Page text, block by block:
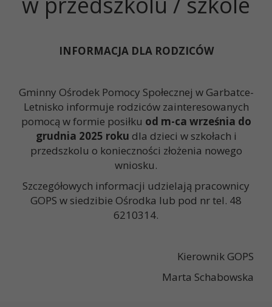
INFORMACJA DLA RODZICÓW
Gminny Ośrodek Pomocy Społecznej w Garbatce-
Letnisko informuje rodziców zainteresowanych
pomocą w formie posiłku od m-ca września do
grudnia 2025 roku dla dzieci w szkołach i
przedszkolu o konieczności złożenia nowego
wniosku.
Szczegółowych informacji udzielają pracownicy
GOPS w siedzibie Ośrodka lub pod nr tel. 48
6210314.
Kierownik GOPS
Marta Schabowska